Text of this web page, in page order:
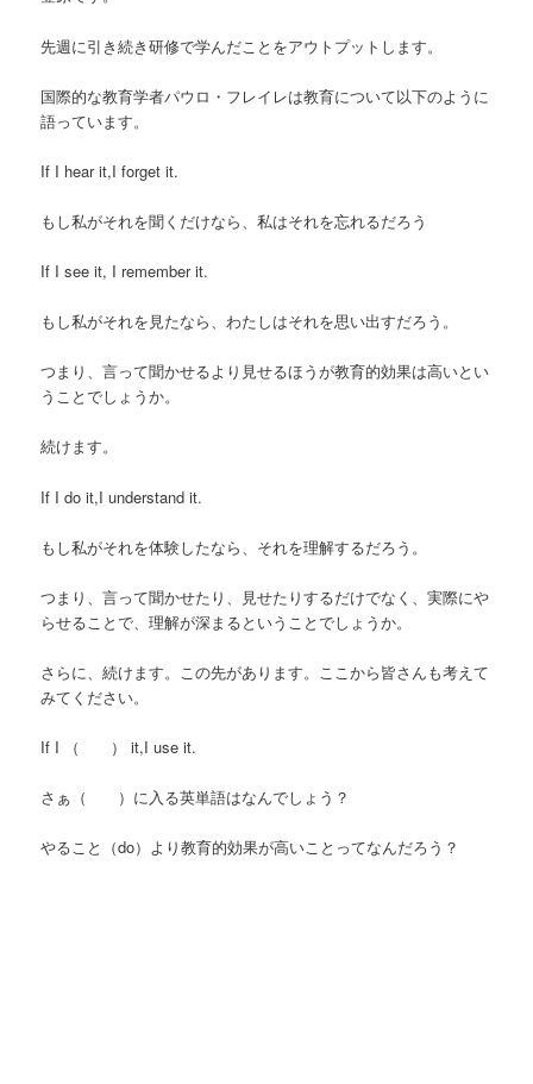
先週に引き続き研修で学んだことをアウトプットします。
国際的な教育学者パウロ・フレイレは教育について以下のように
語っています。
If I hear it,I forget it.
もし私がそれを聞くだけなら、私はそれを忘れるだろう
If I see it, I remember it.
もし私がそれを見たなら、わたしはそれを思い出すだろう。
つまり、言って聞かせるより見せるほうが教育的効果は高いとい
うことでしょうか。
続けます。
If I do it,I understand it.
もし私がそれを体験したなら、それを理解するだろう。
つまり、言って聞かせたり、見せたりするだけでなく、実際にや
らせることで、理解が深まるということでしょうか。
さらに、続けます。この先があります。ここから皆さんも考えて
みてください。
If I （ ） it,I use it.
さぁ（ ）に入る英単語はなんでしょう？
やること（do）より教育的効果が高いことってなんだろう？